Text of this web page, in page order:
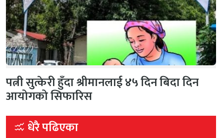
पत्नी सुत्केरी हुँदा श्रीमानलाई ४५ दिन बिदा दिन
आयोगको सिफारिस
धेरै पढिएका